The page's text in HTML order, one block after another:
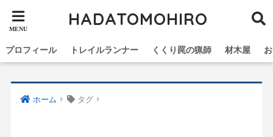
HADATOMOHIRO
プロフィール トレイルランナー くくり罠の猟師 材木屋
ホーム タグ